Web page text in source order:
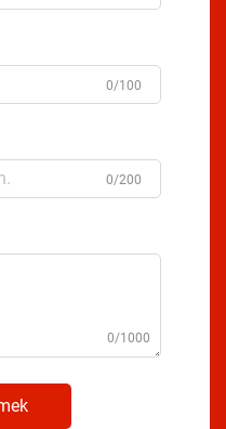
0/100
0/200
0/1000